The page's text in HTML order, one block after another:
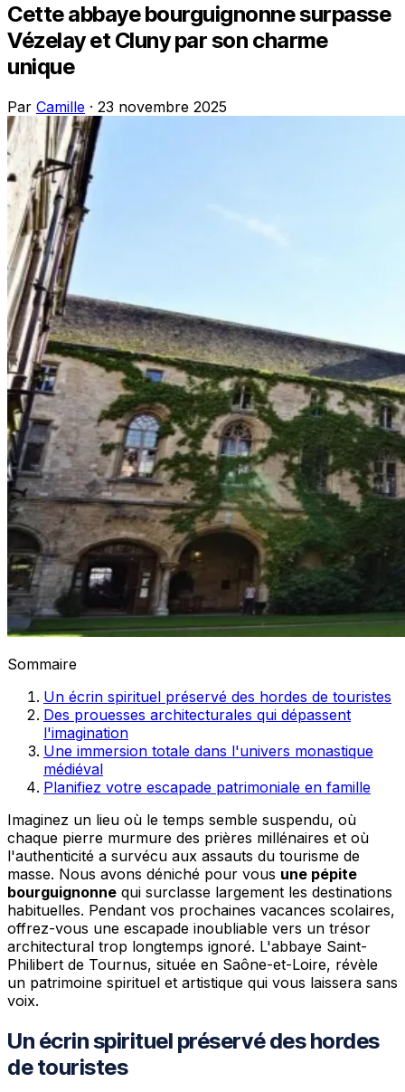
Cette abbaye bourguignonne surpasse
Vézelay et Cluny par son charme
unique
Par Camille · 23 novembre 2025
Sommaire
Un écrin spirituel préservé des hordes de touristes
Des prouesses architecturales qui dépassent
l'imagination
Une immersion totale dans l'univers monastique
médiéval
Planifiez votre escapade patrimoniale en famille
Imaginez un lieu où le temps semble suspendu, où
chaque pierre murmure des prières millénaires et où
l'authenticité a survécu aux assauts du tourisme de
masse. Nous avons déniché pour vous une pépite
bourguignonne qui surclasse largement les destinations
habituelles. Pendant vos prochaines vacances scolaires,
offrez-vous une escapade inoubliable vers un trésor
architectural trop longtemps ignoré. L'abbaye Saint-
Philibert de Tournus, située en Saône-et-Loire, révèle
un patrimoine spirituel et artistique qui vous laissera sans
voix.
Un écrin spirituel préservé des hordes
de touristes